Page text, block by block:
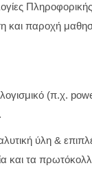
και παροχή
λογισμικό (π.χ.
ύλη &
και τα